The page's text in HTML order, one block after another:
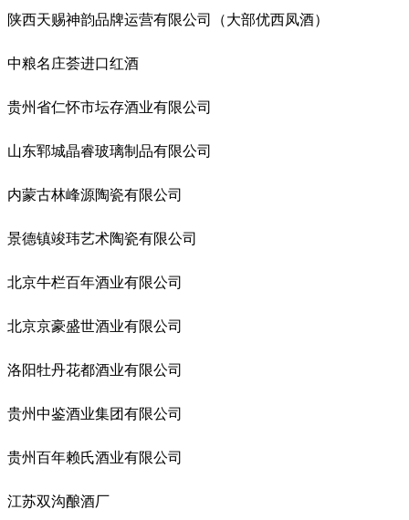
陕西天赐神韵品牌运营有限公司（大部优西凤酒）
中粮名庄荟进口红酒
贵州省仁怀市坛存酒业有限公司
山东郓城晶睿玻璃制品有限公司
内蒙古林峰源陶瓷有限公司
景德镇竣玮艺术陶瓷有限公司
北京牛栏百年酒业有限公司
北京京豪盛世酒业有限公司
洛阳牡丹花都酒业有限公司
贵州中鉴酒业集团有限公司
贵州百年赖氏酒业有限公司
江苏双沟酿酒厂